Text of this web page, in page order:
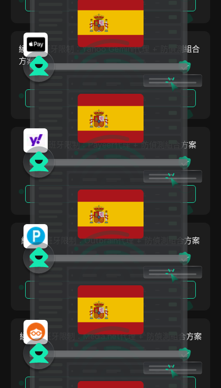
Crypto.com
Dailymotion
Deezer
Discord
Disney+
eBay
Etsy
Ezoic
Facebook Ads
Google Ads
Google Pay
HBO Max
Kakaotalk
Lazada
Line
保加利亞
塞普勒斯
捷克
丹麥
希臘
匈牙利
冰島
以色列
大韓民國
拉托維亞
列支敦斯登
立陶宛
盧森堡
馬爾他
墨西哥
繞過西班牙限制：Yahoo Gemini代理 + 防偵測組合
方案
繞過西班牙限制：Payeer代理 + 防偵測組合方案
繞過西班牙限制：Outbrain代理 + 防偵測組合方案
繞過西班牙限制：Media.net代理 + 防偵測組合方案